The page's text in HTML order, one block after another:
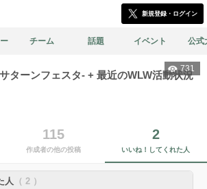
新規登録・ログイン
チーム 話題 イベント 公式
731
ターンフェスタ- + 最近のWLW活動状況
115
作成者の他の投稿
2
いいね！してくれた人
人 （ 2 ）